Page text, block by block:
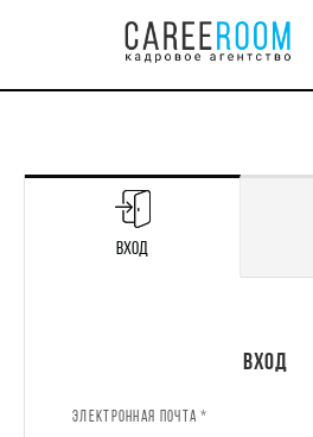
Вход
Вход
ЭЛЕКТРОННАЯ ПОЧТА *
Регистрация
ИМЯ *